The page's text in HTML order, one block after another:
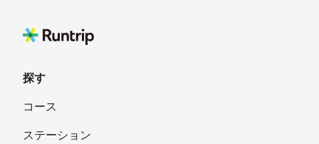
探す
コース
ステーション